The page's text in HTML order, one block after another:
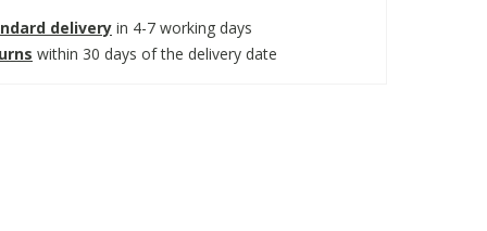
delivery in 4-7 working days
within 30 days of the delivery date